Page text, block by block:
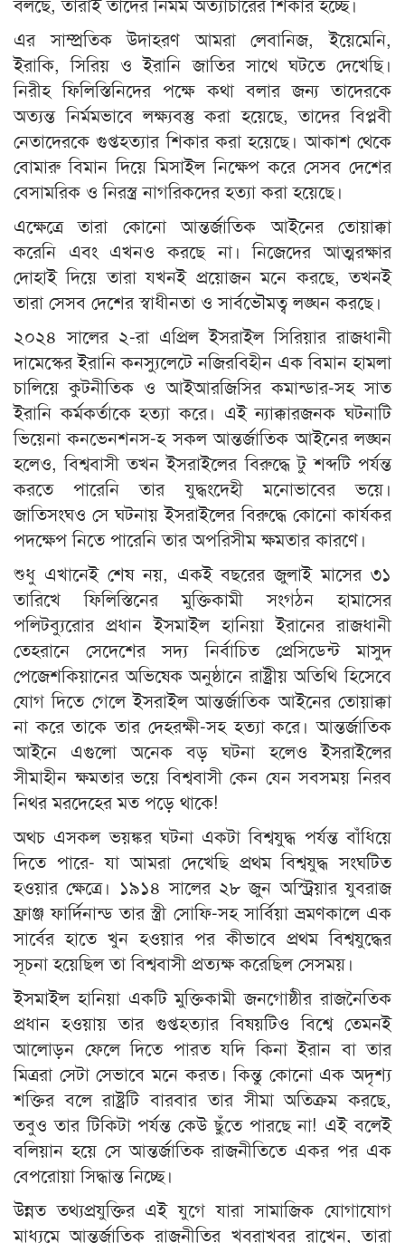
এর সাম্প্রতিক উদাহরণ আমরা লেবানিজ, ইয়েমেনি,
ইরাকি, সিরিয় ও ইরানি জাতির সাথে ঘটতে দেখেছি।
নিরীহ ফিলিস্তিনিদের পক্ষে কথা বলার জন্য তাদেরকে
অত্যন্ত নির্মমভাবে লক্ষ্যবস্তু করা হয়েছে, তাদের বিপ্লবী
নেতাদেরকে গুপ্তহত্যার শিকার করা হয়েছে। আকাশ থেকে
বোমারু বিমান দিয়ে মিসাইল নিক্ষেপ করে সেসব দেশের
বেসামরিক ও নিরস্ত্র নাগরিকদের হত্যা করা হয়েছে।
এক্ষেত্রে তারা কোনো আন্তর্জাতিক আইনের তোয়াক্কা
করেনি এবং এখনও করছে না। নিজেদের আত্মরক্ষার
দোহাই দিয়ে তারা যখনই প্রয়োজন মনে করছে, তখনই
তারা সেসব দেশের স্বাধীনতা ও সার্বভৌমত্ব লঙ্ঘন করছে।
২০২৪ সালের ২-রা এপ্রিল ইসরাইল সিরিয়ার রাজধানী
দামেস্কের ইরানি কনস্যুলেটে নজিরবিহীন এক বিমান হামলা
চালিয়ে কুটনীতিক ও আইআরজিসির কমান্ডার-সহ সাত
ইরানি কর্মকর্তাকে হত্যা করে। এই ন্যাক্কারজনক ঘটনাটি
ভিয়েনা কনভেনশনস-হ সকল আন্তর্জাতিক আইনের লঙ্ঘন
হলেও, বিশ্ববাসী তখন ইসরাইলের বিরুদ্ধে টু শব্দটি পর্যন্ত
করতে পারেনি তার যুদ্ধংদেহী মনোভাবের ভয়ে।
জাতিসংঘও সে ঘটনায় ইসরাইলের বিরুদ্ধে কোনো কার্যকর
পদক্ষেপ নিতে পারেনি তার অপরিসীম ক্ষমতার কারণে।
শুধু এখানেই শেষ নয়, একই বছরের জুলাই মাসের ৩১
তারিখে ফিলিস্তিনের মুক্তিকামী সংগঠন হামাসের
পলিটব্যুরোর প্রধান ইসমাইল হানিয়া ইরানের রাজধানী
তেহরানে সেদেশের সদ্য নির্বাচিত প্রেসিডেন্ট মাসুদ
পেজেশকিয়ানের অভিষেক অনুষ্ঠানে রাষ্ট্রীয় অতিথি হিসেবে
যোগ দিতে গেলে ইসরাইল আন্তর্জাতিক আইনের তোয়াক্কা
না করে তাকে তার দেহরক্ষী-সহ হত্যা করে। আন্তর্জাতিক
আইনে এগুলো অনেক বড় ঘটনা হলেও ইসরাইলের
সীমাহীন ক্ষমতার ভয়ে বিশ্ববাসী কেন যেন সবসময় নিরব
নিথর মরদেহের মত পড়ে থাকে!
অথচ এসকল ভয়ঙ্কর ঘটনা একটা বিশ্বযুদ্ধ পর্যন্ত বাঁধিয়ে
দিতে পারে- যা আমরা দেখেছি প্রথম বিশ্বযুদ্ধ সংঘটিত
হওয়ার ক্ষেত্রে। ১৯১৪ সালের ২৮ জুন অস্ট্রিয়ার যুবরাজ
ফ্রাঞ্জ ফার্দিনান্ড তার স্ত্রী সোফি-সহ সার্বিয়া ভ্রমণকালে এক
সার্বের হাতে খুন হওয়ার পর কীভাবে প্রথম বিশ্বযুদ্ধের
সূচনা হয়েছিল তা বিশ্ববাসী প্রত্যক্ষ করেছিল সেসময়।
ইসমাইল হানিয়া একটি মুক্তিকামী জনগোষ্ঠীর রাজনৈতিক
প্রধান হওয়ায় তার গুপ্তহত্যার বিষয়টিও বিশ্বে তেমনই
আলোড়ন ফেলে দিতে পারত যদি কিনা ইরান বা তার
মিত্ররা সেটা সেভাবে মনে করত। কিন্তু কোনো এক অদৃশ্য
শক্তির বলে রাষ্ট্রটি বারবার তার সীমা অতিক্রম করছে,
তবুও তার টিকিটা পর্যন্ত কেউ ছুঁতে পারছে না! এই বলেই
বলিয়ান হয়ে সে আন্তর্জাতিক রাজনীতিতে একর পর এক
বেপরোয়া সিদ্ধান্ত নিচ্ছে।
উন্নত তথ্যপ্রযুক্তির এই যুগে যারা সামাজিক যোগাযোগ
মাধ্যমে আন্তর্জাতিক রাজনীতির খবরাখবর রাখেন, তারা